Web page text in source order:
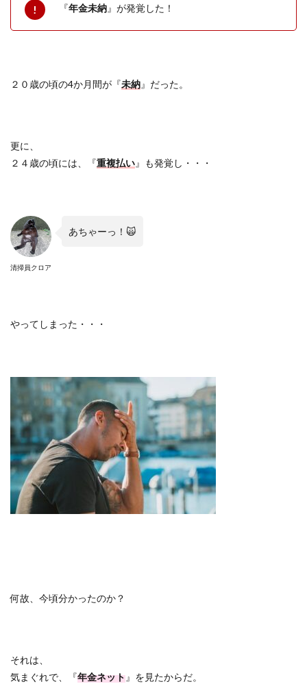
『年金未納』が発覚した！
２０歳の頃の4か月間が『未納』だった。
更に、
２４歳の頃には、『重複払い』も発覚し・・・
清掃員クロア
あちゃーっ！ 🙀
やってしまった・・・
何故、今頃分かったのか？
それは、
気まぐれで、『年金ネット』を見たからだ。